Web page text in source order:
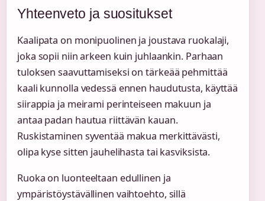
Yhteenveto ja suositukset
Kaalipata on monipuolinen ja joustava ruokalaji,
joka sopii niin arkeen kuin juhlaankin. Parhaan
tuloksen saavuttamiseksi on tärkeää pehmittää
kaali kunnolla vedessä ennen haudutusta, käyttää
siirappia ja meirami perinteiseen makuun ja
antaa padan hautua riittävän kauan.
Ruskistaminen syventää makua merkittävästi,
olipa kyse sitten jauhelihasta tai kasviksista.
Ruoka on luonteeltaan edullinen ja
ympäristöystävällinen vaihtoehto, sillä